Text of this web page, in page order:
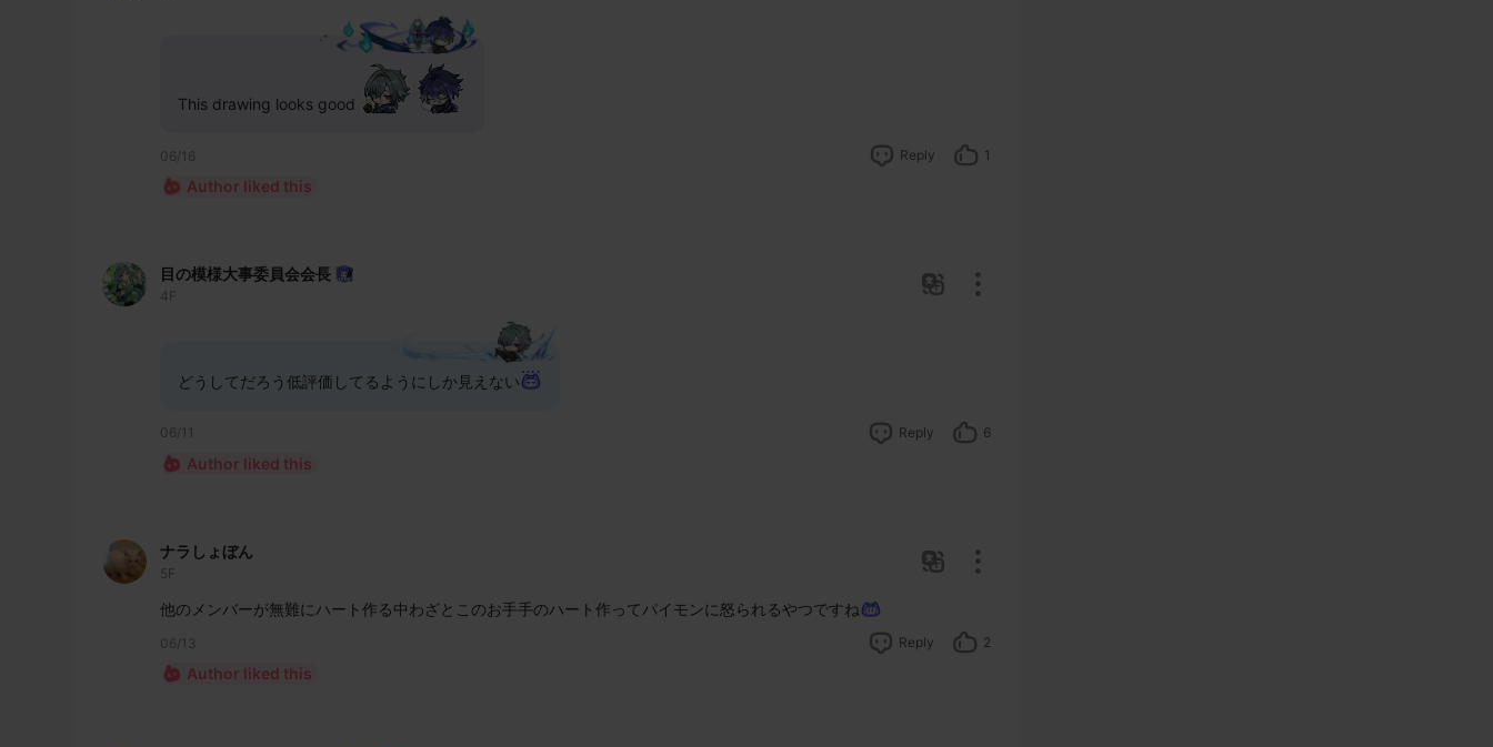
This drawing looks good
06/16 Reply 1
Author liked this
目の模様大事委員会会長
4F
どうしてだろう低評価してるようにしか見えない
06/11 Reply 6
Author liked this
ナラしょぼん
5F
他のメンバーが無難にハート作る中わざとこのお手手のハート作ってパイモンに怒られるやつですね
06/13 Reply 2
Author liked this